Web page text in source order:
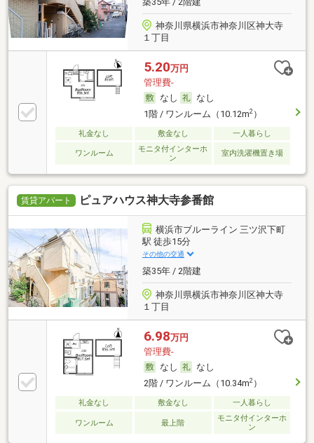
神奈川県横浜市神奈川区神大寺
１丁目
5.20万円
管理費-
なし
なし
1階 / ワンルーム（10.12m2）
礼金なし 敷金なし 一人暮らし
ワンルーム
モニタ付インターホ
ン
室内洗濯機置き場
賃貸アパート ピュアハウス神大寺参番館
横浜市ブルーライン 三ツ沢下町
駅 徒歩15分
その他の交通
築35年 / 2階建
神奈川県横浜市神奈川区神大寺
１丁目
6.98万円
管理費-
なし
なし
2階 / ワンルーム（10.34m2）
礼金なし 敷金なし 一人暮らし
ワンルーム 最上階
モニタ付インターホ
ン